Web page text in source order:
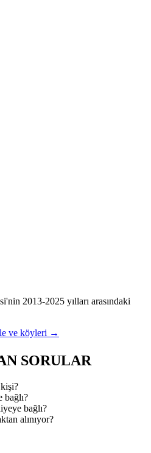
2013-2025 yılları arasındaki
ve köyleri →
SORULAR
bağlı?
bağlı?
alınıyor?